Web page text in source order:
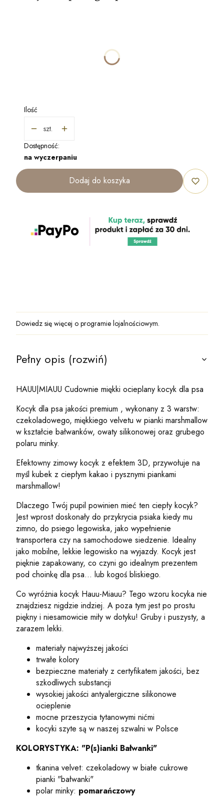
Ilość
szt.
Dostępność:
na wyczerpaniu
Dodaj do koszyka
Dowiedz się więcej o programie lojalnościowym.
Pełny opis (rozwiń)
HAUU|MIAUU Cudownie miękki ocieplany kocyk dla psa
Kocyk dla psa jakości premium , wykonany z 3 warstw:
czekoladowego, miękkiego velvetu w pianki marshmallow
w kształcie bałwanków, owaty silikonowej oraz grubego
polaru minky.
Efektowny zimowy kocyk z efektem 3D, przywołuje na
myśl kubek z ciepłym kakao i pysznymi piankami
marshmallow!
Dlaczego Twój pupil powinien mieć ten ciepły kocyk?
Jest wprost doskonały do przykrycia psiaka kiedy mu
zimno, do psiego legowiska, jako wypełnienie
transportera czy na samochodowe siedzenie. Idealny
jako mobilne, lekkie legowisko na wyjazdy. Kocyk jest
pięknie zapakowany, co czyni go idealnym prezentem
pod choinkę dla psa... lub kogoś bliskiego.
Co wyróżnia kocyk Hauu-Miauu? Tego wzoru kocyka nie
znajdziesz nigdzie indziej. A poza tym jest po prostu
piękny i niesamowicie miły w dotyku! Gruby i puszysty, a
zarazem lekki.
materiały najwyższej jakości
trwałe kolory
bezpieczne materiały z certyfikatem jakości, bez
szkodliwych substancji
wysokiej jakości antyalergiczne silikonowe
ocieplenie
mocne przeszycia tytanowymi nićmi
kocyki szyte są w naszej szwalni w Polsce
KOLORYSTYKA: "P(s)ianki Bałwanki"
tkanina velvet: czekoladowy w białe cukrowe
pianki "bałwanki"
polar minky: pomarańczowy